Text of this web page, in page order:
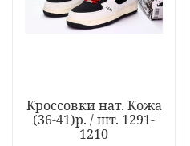
Кроссовки нат. Кожа
(36-41)р. / шт. 1291-
1210